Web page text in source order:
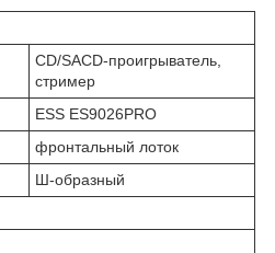
CD/SACD-проигрыватель,
стример
ESS ES9026PRO
фронтальный лоток
Ш-образный